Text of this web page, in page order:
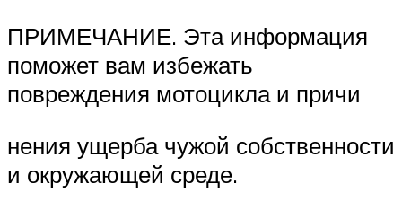
ПРИМЕЧАНИЕ. Эта информация
поможет вам избежать
повреждения мотоцикла и причи
нения ущерба чужой собственности
и окружающей среде.